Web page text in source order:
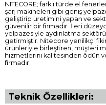
NITECORE; farklı türde el
şarj makineleri gibi geniş
geliştirip üretimini yapan ve
güvenilir bir firmadır. İleri
yelpazesiyle aydınlatma
getirmiştir. Nitecore yenilikçi
ürünleriyle birleştiren, müşteri
hizmetlerini kalitesinden ödün
firmadır.
Teknik Özellikleri: